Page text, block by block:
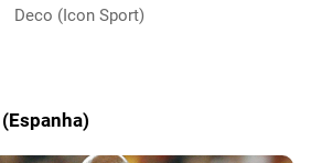
Deco (Icon Sport)